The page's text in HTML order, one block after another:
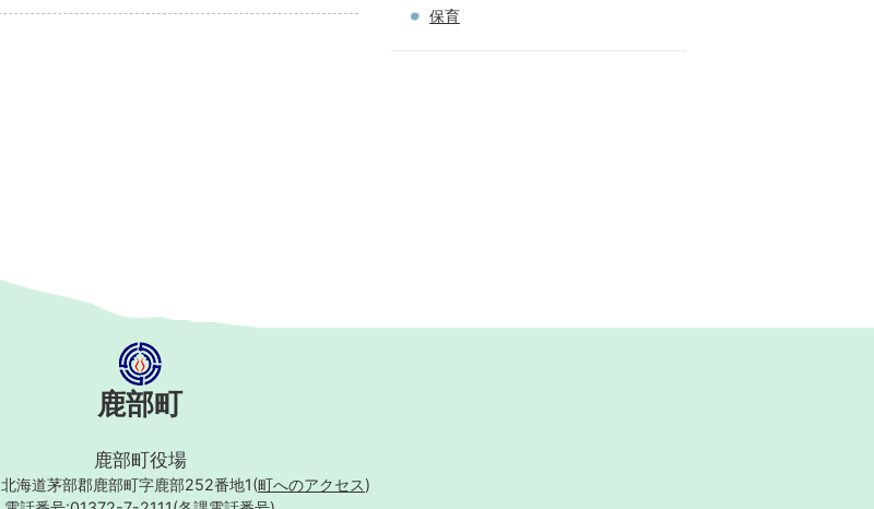
保育
鹿部町
鹿部町役場
北海道茅部郡鹿部町字鹿部252番地1(町へのアクセス)